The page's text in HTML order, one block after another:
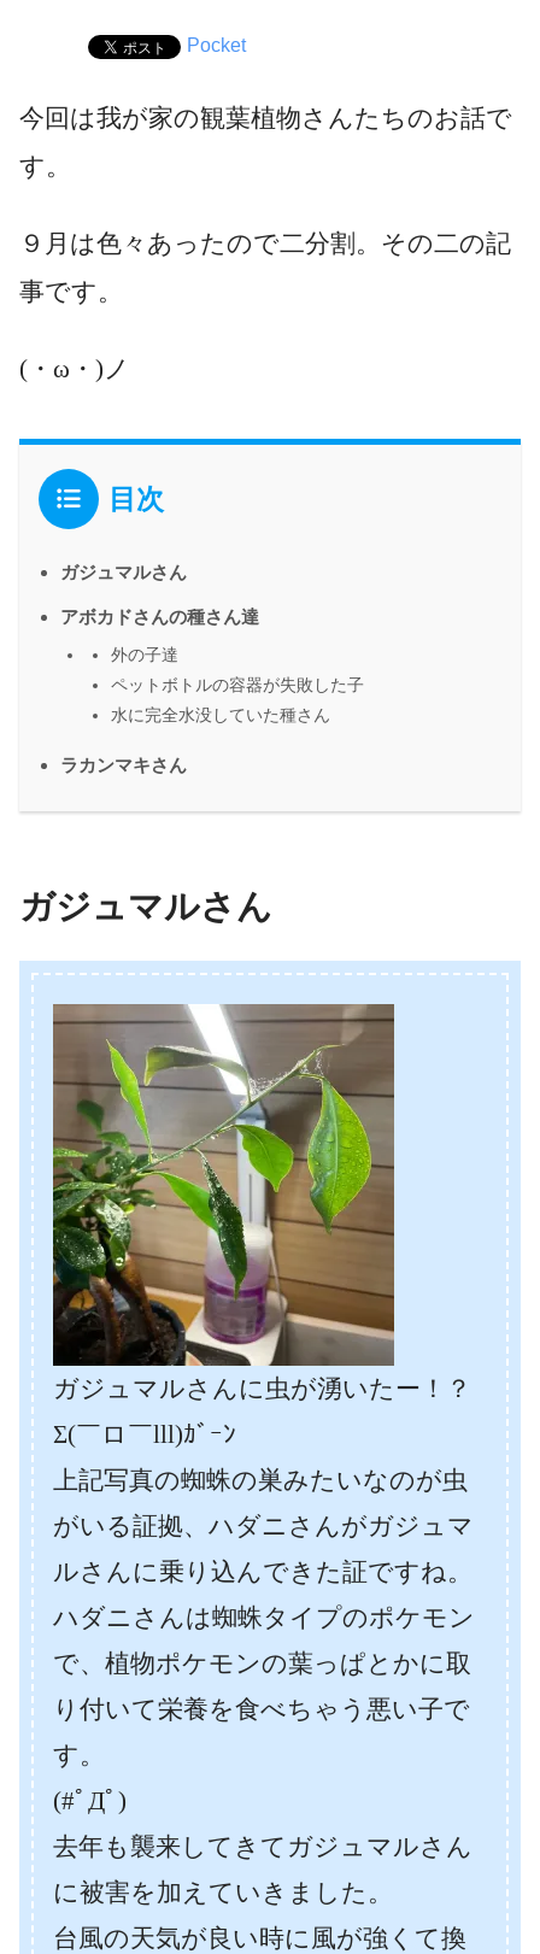
Pocket
今回は我が家の観葉植物さんたちのお話で
す。
９月は色々あったので二分割。その二の記
事です。
(・ω・)ノ
目次
ガジュマルさん
アボカドさんの種さん達
外の子達
ペットボトルの容器が失敗した子
水に完全水没していた種さん
ラカンマキさん
ガジュマルさん
ガジュマルさんに虫が湧いたー！？
Σ(￣ロ￣lll)ｶﾞｰﾝ
上記写真の蜘蛛の巣みたいなのが虫
がいる証拠、ハダニさんがガジュマ
ルさんに乗り込んできた証ですね。
ハダニさんは蜘蛛タイプのポケモン
で、植物ポケモンの葉っぱとかに取
り付いて栄養を食べちゃう悪い子で
す。
(#ﾟДﾟ)
去年も襲来してきてガジュマルさん
に被害を加えていきました。
台風の天気が良い時に風が強くて換